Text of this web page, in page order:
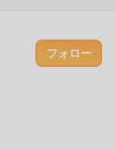
フォロー